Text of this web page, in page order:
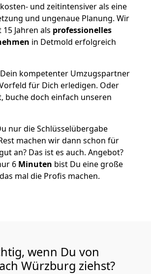
und zeitintensiver als eine
und ungenaue Planung. Wir
Jahren als professionelles
in Detmold erfolgreich
kompetenter Umzugspartner
für Dich erledigen. Oder
buche doch einfach unseren
nur die Schlüsselübergabe
machen wir dann schon für
an? Das ist es auch. Angebot?
6 Minuten bist Du eine große
mal die Profis machen.
wenn Du von
Würzburg ziehst?